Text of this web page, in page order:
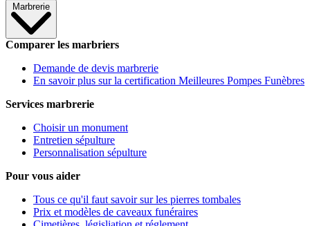
Marbrerie
Comparer les marbriers
Demande de devis marbrerie
En savoir plus sur la certification Meilleures Pompes Funèbres
Services marbrerie
Choisir un monument
Entretien sépulture
Personnalisation sépulture
Pour vous aider
Tous ce qu'il faut savoir sur les pierres tombales
Prix et modèles de caveaux funéraires